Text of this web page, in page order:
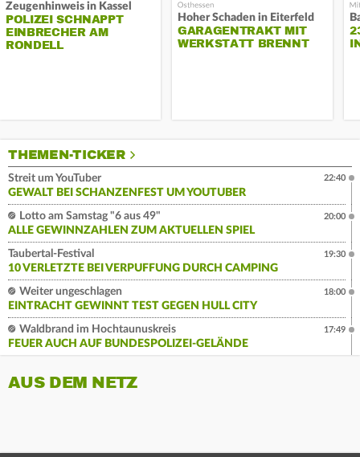
Zeugenhinweis in Kassel
POLIZEI SCHNAPPT
EINBRECHER AM
RONDELL
Hoher Schaden in Eiterfeld
GARAGENTRAKT MIT
WERKSTATT BRENNT
THEMEN-TICKER
Streit um YouTuber
GEWALT BEI SCHANZENFEST UM YOUTUBER
22:40
Lotto am Samstag "6 aus 49"
ALLE GEWINNZAHLEN ZUM AKTUELLEN SPIEL
20:00
Taubertal-Festival
10 VERLETZTE BEI VERPUFFUNG DURCH CAMPING
19:30
Weiter ungeschlagen
EINTRACHT GEWINNT TEST GEGEN HULL CITY
18:00
Waldbrand im Hochtaunuskreis
FEUER AUCH AUF BUNDESPOLIZEI-GELÄNDE
17:49
AUS DEM NETZ